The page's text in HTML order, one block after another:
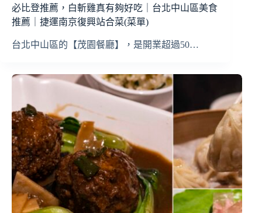
必比登推薦，白斬雞真有夠好吃｜台北中山區美食
推薦｜捷運南京復興站合菜(菜單)
台北中山區的【茂園餐廳】，是開業超過50…